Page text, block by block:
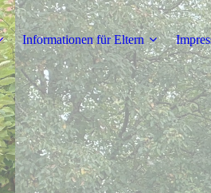
Informationen für Eltern